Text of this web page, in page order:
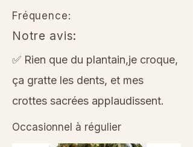
Fréquence:
Notre avis:
✅ Rien que du plantain,je croque,
ça gratte les dents, et mes
crottes sacrées applaudissent.
Occasionnel à régulier